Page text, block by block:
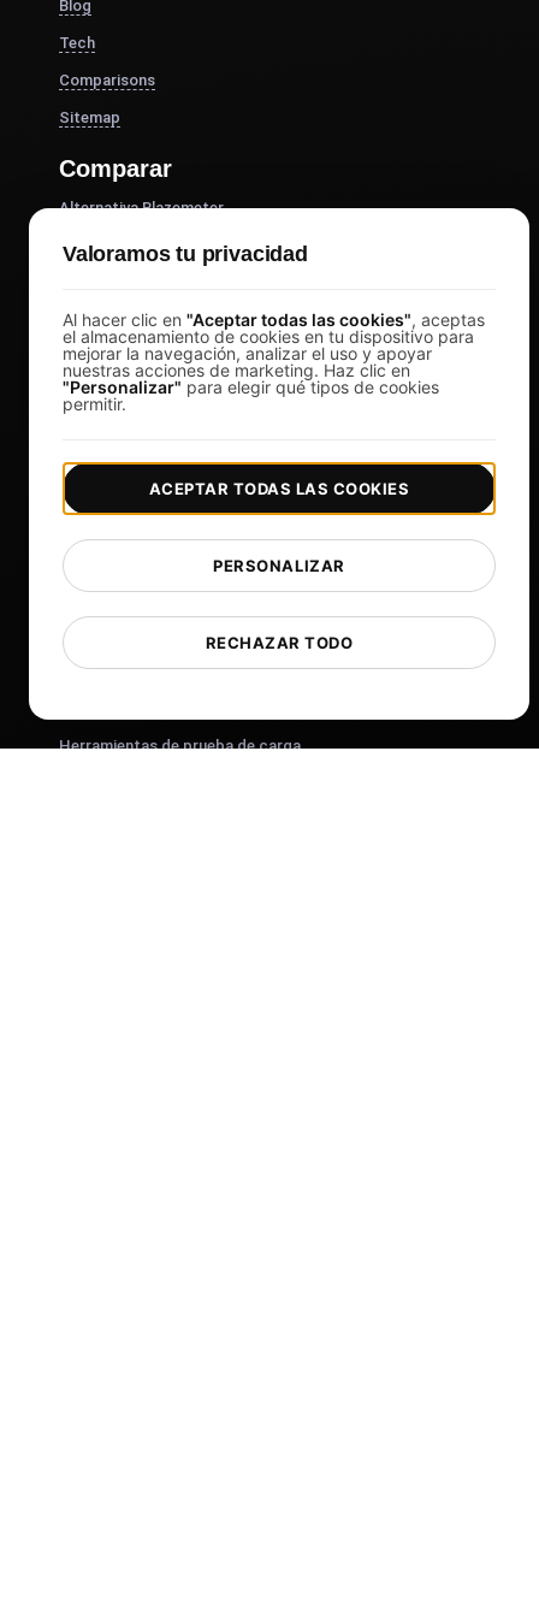
Blog
Tech
Comparisons
Sitemap
Comparar
Alternativa Blazemeter
Alternativa k6
Alternativa Gatling
Alternativa a la langosta
Alternativa Tauro
Ver más
Ayuda
Herramientas gratuitas
Glosario
Lista de plantillas
¿Qué hay de nuevo?
Herramientas de prueba de carga
Valoramos tu privacidad
Al hacer clic en "Aceptar todas las cookies", aceptas
el almacenamiento de cookies en tu dispositivo para
mejorar la navegación, analizar el uso y apoyar
nuestras acciones de marketing. Haz clic en
"Personalizar" para elegir qué tipos de cookies
permitir.
RECHAZAR TODO
PERSONALIZAR
ACEPTAR TODAS LAS COOKIES